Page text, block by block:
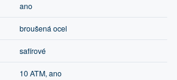
ano
broušená ocel
safírové
10 ATM, ano